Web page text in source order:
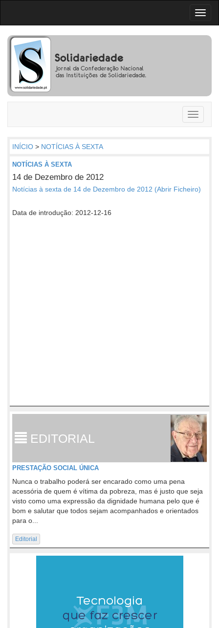
Toggle
INÍCIO > NOTÍCIAS À SEXTA
NOTÍCIAS À SEXTA
14 de Dezembro de 2012
Notícias à sexta de 14 de Dezembro de 2012 (Abrir Ficheiro)
Data de introdução: 2012-12-16
EDITORIAL
PRESTAÇÃO SOCIAL ÚNICA
Nunca o trabalho poderá ser encarado como uma pena
acessória de quem é vítima da pobreza, mas é justo que seja
visto como uma expressão da dignidade humana pelo que é
bom e salutar que todos sejam acompanhados e orientados
para o...
Editorial